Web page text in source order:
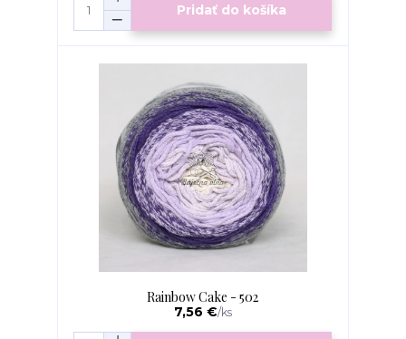
Pridať do košíka
Rainbow Cake - 502
7,56 €/ks